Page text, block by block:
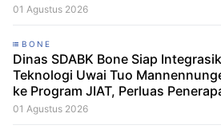
01 Agustus 2026
BONE
Dinas SDABK Bone Siap
Teknologi Uwai Tuo
ke Program JIAT, Perluas
Irigasi Cerdas
01 Agustus 2026